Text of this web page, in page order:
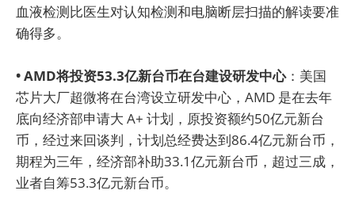
血液检测比医生对认知检测和电脑断层扫描的解读要准
确得多。
• AMD将投资53.3亿新台币在台建设研发中心：美国
芯片大厂超微将在台湾设立研发中心，AMD 是在去年
底向经济部申请大 A+ 计划，原投资额约50亿元新台
币，经过来回谈判，计划总经费达到86.4亿元新台币，
期程为三年，经济部补助33.1亿元新台币，超过三成，
业者自筹53.3亿元新台币。